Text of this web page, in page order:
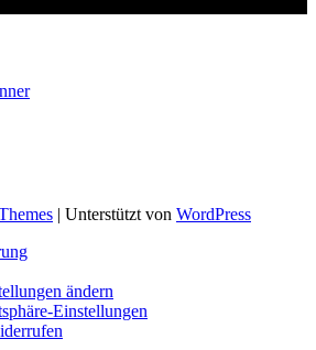
| Unterstützt von WordPress
ändern
Einstellungen